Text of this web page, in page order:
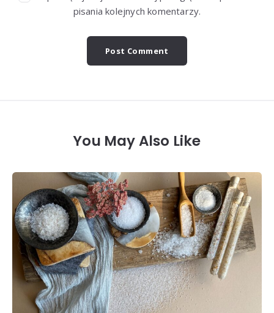
pisania kolejnych komentarzy.
You May Also Like